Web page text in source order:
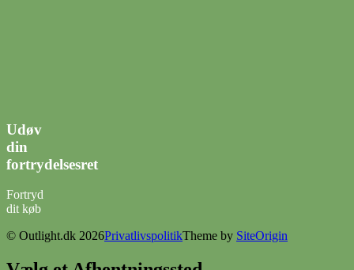
Udøv
din
fortrydelsesret
Fortryd
dit køb
© Outlight.dk 2026PrivatlivspolitikTheme by SiteOrigin